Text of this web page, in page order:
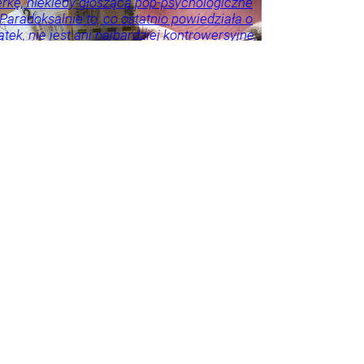
to, co ostatnio powiedziała o
nie jest ani najbardziej kontrowersyjne,